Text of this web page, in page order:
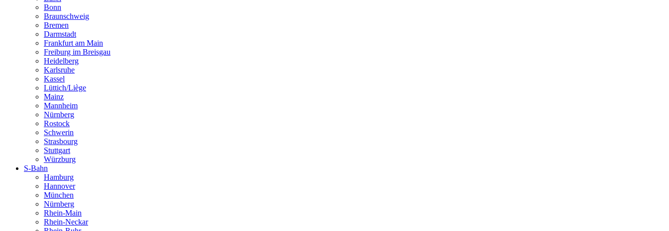
Bonn
Braunschweig
Bremen
Darmstadt
Frankfurt am Main
Freiburg im Breisgau
Heidelberg
Karlsruhe
Kassel
Lüttich/Liège
Mainz
Mannheim
Nürnberg
Rostock
Schwerin
Strasbourg
Stuttgart
Würzburg
S-Bahn
Hamburg
Hannover
München
Nürnberg
Rhein-Main
Rhein-Neckar